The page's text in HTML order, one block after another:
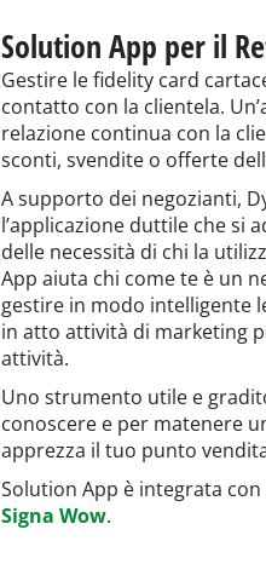
Solution App per il
Gestire le fidelity card
contatto con la clientela.
relazione continua con la
sconti, svendite o offerte
A supporto dei negozianti,
l’applicazione duttile che si
delle necessità di chi la
App aiuta chi come te è un
gestire in modo intelligente
in atto attività di marketing
attività.
Uno strumento utile e
conoscere e per matenere
apprezza il tuo punto
Solution App è integrata
Signa Wow.